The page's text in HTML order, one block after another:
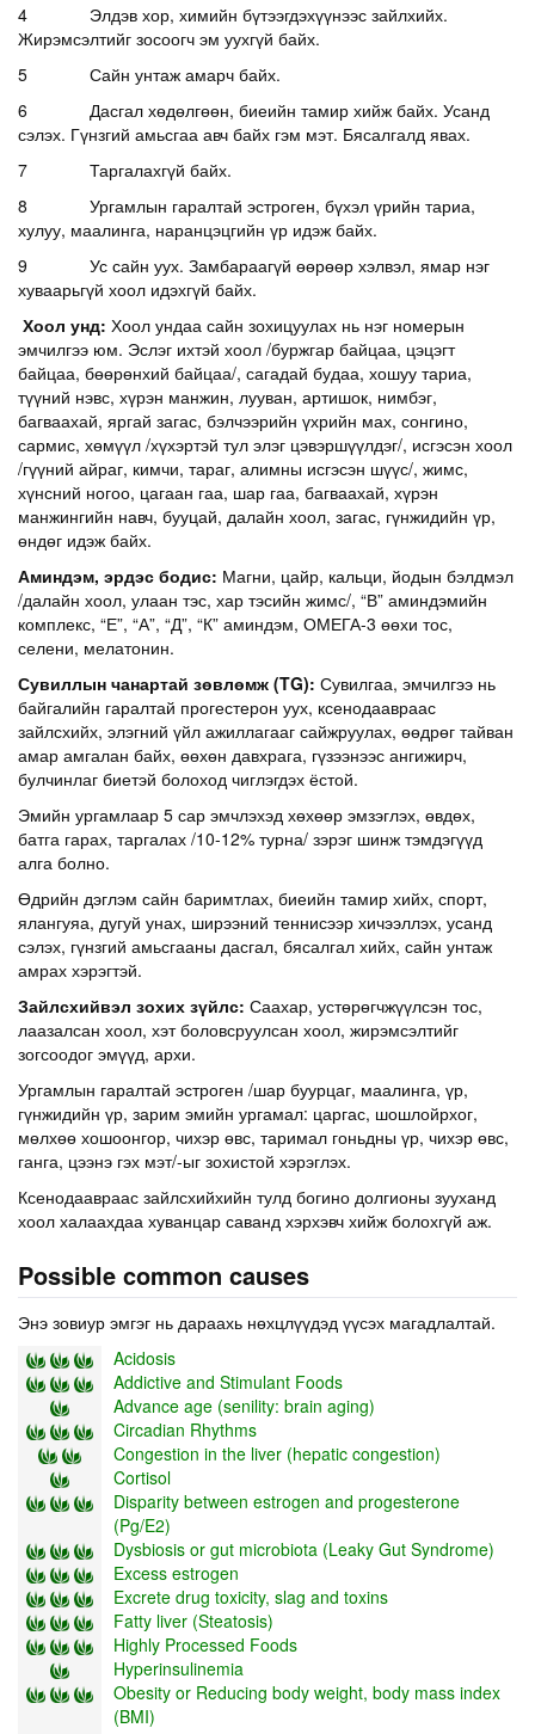
4 Элдэв хор, химийн бүтээгдэхүүнээс зайлхийх.
Жирэмсэлтийг зосоогч эм уухгүй байх.
5 Сайн унтаж амарч байх.
6 Дасгал хөдөлгөөн, биеийн тамир хийж байх. Усанд
сэлэх. Гүнзгий амьсгаа авч байх гэм мэт. Бясалгалд явах.
7 Таргалахгүй байх.
8 Ургамлын гаралтай эстроген, бүхэл үрийн тариа,
хулуу, маалинга, наранцэцгийн үр идэж байх.
9 Ус сайн уух. Замбараагүй өөрөөр хэлвэл, ямар нэг
хуваарьгүй хоол идэхгүй байх.
Хоол унд: Хоол ундаа сайн зохицуулах нь нэг номерын
эмчилгээ юм. Эслэг ихтэй хоол /буржгар байцаа, цэцэгт
байцаа, бөөрөнхий байцаа/, сагадай будаа, хошуу тариа,
түүний нэвс, хүрэн манжин, лууван, артишок, нимбэг,
багваахай, яргай загас, бэлчээрийн үхрийн мах, сонгино,
сармис, хөмүүл /хүхэртэй тул элэг цэвэршүүлдэг/, исгэсэн хоол
/гүүний айраг, кимчи, тараг, алимны исгэсэн шүүс/, жимс,
хүнсний ногоо, цагаан гаа, шар гаа, багваахай, хүрэн
манжингийн навч, бууцай, далайн хоол, загас, гүнжидийн үр,
өндөг идэж байх.
Аминдэм, эрдэс бодис: Магни, цайр, кальци, йодын бэлдмэл
/далайн хоол, улаан тэс, хар тэсийн жимс/, “В” аминдэмийн
комплекс, “Е”, “А”, “Д”, “К” аминдэм, ОМЕГА-3 өөхи тос,
селени, мелатонин.
Сувиллын чанартай зөвлөмж (TG): Сувилгаа, эмчилгээ нь
байгалийн гаралтай прогестерон уух, ксенодаавраас
зайлсхийх, элэгний үйл ажиллагааг сайжруулах, өөдрөг тайван
амар амгалан байх, өөхөн давхрага, гүзээнээс ангижирч,
булчинлаг биетэй болоход чиглэгдэх ёстой.
Эмийн ургамлаар 5 сар эмчлэхэд хөхөөр эмзэглэх, өвдөх,
батга гарах, таргалах /10-12% турна/ зэрэг шинж тэмдэгүүд
алга болно.
Өдрийн дэглэм сайн баримтлах, биеийн тамир хийх, спорт,
ялангуяа, дугуй унах, ширээний теннисээр хичээллэх, усанд
сэлэх, гүнзгий амьсгааны дасгал, бясалгал хийх, сайн унтаж
амрах хэрэгтэй.
Зайлсхийвэл зохих зүйлс: Саахар, устөрөгчжүүлсэн тос,
лаазалсан хоол, хэт боловсруулсан хоол, жирэмсэлтийг
зогсоодог эмүүд, архи.
Ургамлын гаралтай эстроген /шар буурцаг, маалинга, үр,
гүнжидийн үр, зарим эмийн ургамал: царгас, шошлойрхог,
мөлхөө хошоонгор, чихэр өвс, таримал гоньдны үр, чихэр өвс,
ганга, цээнэ гэх мэт/-ыг зохистой хэрэглэх.
Ксенодаавраас зайлсхийхийн тулд богино долгионы зууханд
хоол халаахдаа хуванцар саванд хэрхэвч хийж болохгүй аж.
Possible common causes
Энэ зовиур эмгэг нь дараахь нөхцлүүдэд үүсэх магадлалтай.
Acidosis
Addictive and Stimulant Foods
Advance age (senility: brain aging)
Circadian Rhythms
Congestion in the liver (hepatic congestion)
Cortisol
Disparity between estrogen and progesterone
(Pg/E2)
Dysbiosis or gut microbiota (Leaky Gut Syndrome)
Excess estrogen
Excrete drug toxicity, slag and toxins
Fatty liver (Steatosis)
Highly Processed Foods
Hyperinsulinemia
Obesity or Reducing body weight, body mass index
(BMI)